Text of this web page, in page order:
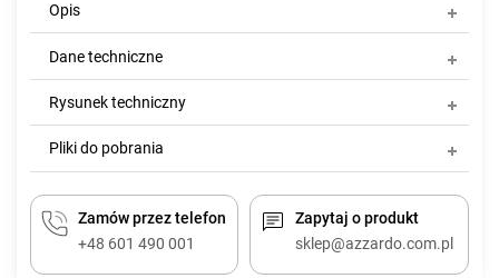
Opis
Dane techniczne
Rysunek techniczny
Pliki do pobrania
Zamów przez telefon
+48 601 490 001
Zapytaj o produkt
sklep@azzardo.com.pl